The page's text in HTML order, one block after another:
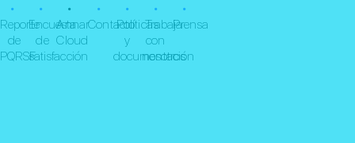
•
Reporte
de
PQRSF
•
Encuesta
de
satisfacción
•
Annar
Cloud
•
Contacto
•
Políticas
y
documentación
•
Trabaja
con
nosotros
•
Prensa